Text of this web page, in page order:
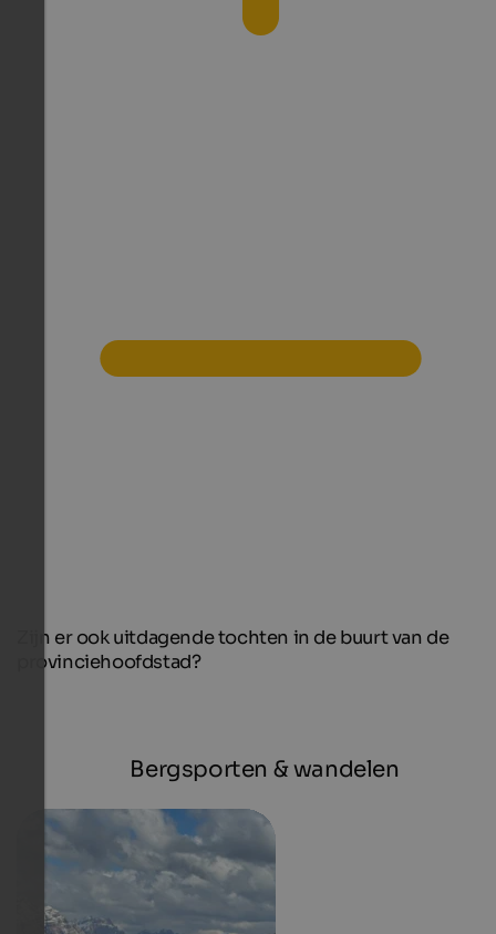
Zijn er ook uitdagende tochten in de buurt van de
provinciehoofdstad?
Bergsporten & wandelen